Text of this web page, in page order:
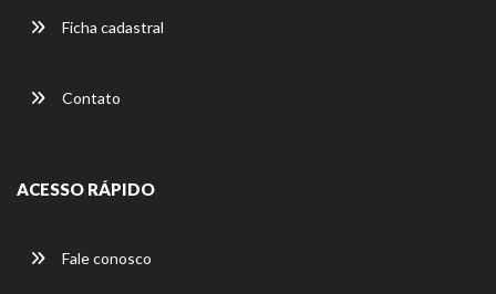
Ficha cadastral
Contato
ACESSO RÁPIDO
Fale conosco